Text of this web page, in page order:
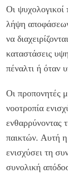
Οι ψυχολογικοί
λήψη
να
καταστάσεις
πέναλτι ή όταν
Οι προπονητές
νοοτροπία
ενθαρρύνοντας
παικτών. Αυτή
ενισχύσει τη
συνολική